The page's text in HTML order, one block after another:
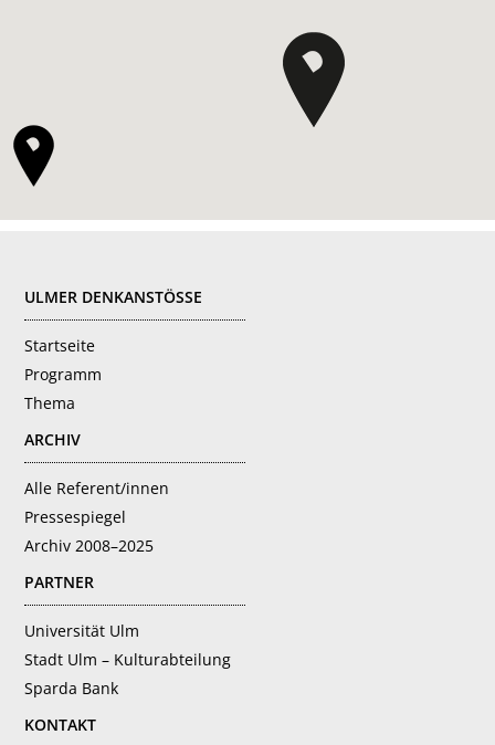
ULMER DENKANSTÖSSE
Startseite
Programm
Thema
ARCHIV
Alle Referent/innen
Pressespiegel
Archiv 2008–2025
PARTNER
Universität Ulm
Stadt Ulm – Kulturabteilung
Sparda Bank
KONTAKT